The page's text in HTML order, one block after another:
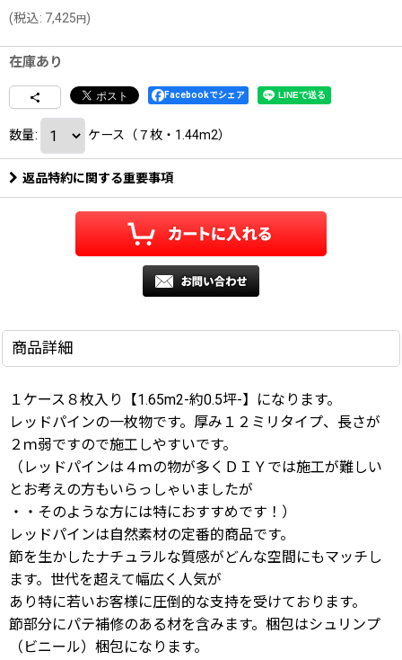
(税込: 7,425 円 )
在庫あり
Facebookでシェア
数量: ケース（７枚・1.44m2）
返品特約に関する重要事項
商品詳細
１ケース８枚入り【1.65m2-約0.5坪-】になります。
レッドパインの一枚物です。厚み１２ミリタイプ、長さが
２ｍ弱ですので施工しやすいです。
（レッドパインは４ｍの物が多くＤＩＹでは施工が難しい
とお考えの方もいらっしゃいましたが
・・そのような方には特におすすめです！）
レッドパインは自然素材の定番的商品です。
節を生かしたナチュラルな質感がどんな空間にもマッチし
ます。世代を超えて幅広く人気が
あり特に若いお客様に圧倒的な支持を受けております。
節部分にパテ補修のある材を含みます。梱包はシュリンプ
（ビニール）梱包になります。